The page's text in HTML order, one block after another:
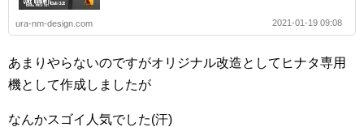
ura-nm-design.com 2021-01-19 09:08
あまりやらないのですがオリジナル改造としてヒナタ専用
機として作成しましたが
なんかスゴイ人気でした(汗)